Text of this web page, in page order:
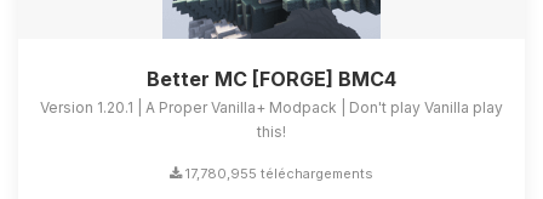
Better MC [FORGE] BMC4
Version 1.20.1 | A Proper Vanilla+ Modpack | Don't play Vanilla play
this!
17,780,955 téléchargements